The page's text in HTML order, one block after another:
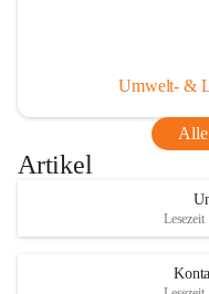
Umwelt- &
Alle
Artikel